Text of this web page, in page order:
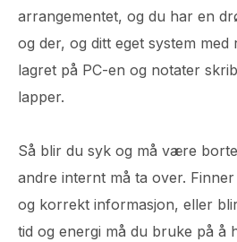
arrangementet, og du har en
og der, og ditt eget system
lagret på PC-en og notater
lapper.
Så blir du syk og må være
andre internt må ta over.
og korrekt informasjon, eller
tid og energi må du bruke på å